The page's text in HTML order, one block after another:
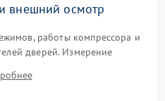
внешний осмотр
работы компрессора и
дверей. Измерение
проверка термостата и
с электронного дисплея.